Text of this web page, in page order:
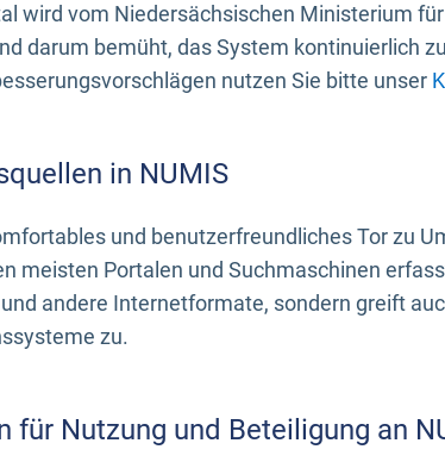
wird vom Niedersächsischen Ministerium
darum bemüht, das System kontinuierlich
nutzen Sie bitte unser
in NUMIS
und benutzerfreundliches Tor zu
meisten Portalen und Suchmaschinen
andere Internetformate, sondern greift
zu.
für Nutzung und Beteiligung an